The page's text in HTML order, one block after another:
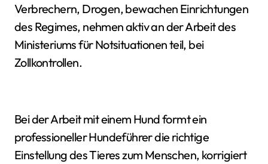
Verbrechern, Drogen, bewachen Einrichtungen
des Regimes, nehmen aktiv an der Arbeit des
Ministeriums für Notsituationen teil, bei
Zollkontrollen.
Bei der Arbeit mit einem Hund formt ein
professioneller Hundeführer die richtige
Einstellung des Tieres zum Menschen, korrigiert